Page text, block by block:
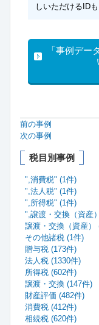
しいただけるID
「事例デー
前の事例
次の事例
税目別事例
",消費税" (1件)
",法人税" (1件)
",所得税" (1件)
",譲渡・交換（資産
譲渡・交換（資産）
その他諸税 (1件)
贈与税 (173件)
法人税 (1330件)
所得税 (602件)
譲渡・交換 (147件)
財産評価 (482件)
消費税 (412件)
相続税 (620件)